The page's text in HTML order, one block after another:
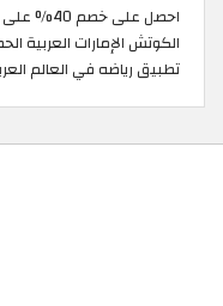
الكوتش الإمارات العربية
تطبيق رياضه في العالم